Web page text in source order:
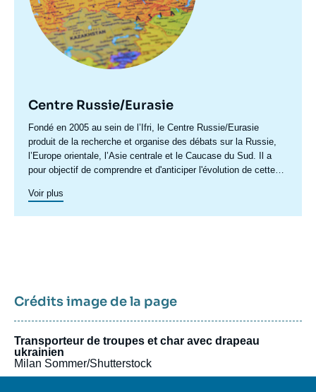
Centre Russie/Eurasie
Accroche
centre
Fondé en 2005 au sein de l’Ifri, le Centre Russie/Eurasie
produit de la recherche et organise des débats sur la Russie,
l’Europe orientale, l’Asie centrale et le Caucase du Sud. Il a
pour objectif de comprendre et d'anticiper l'évolution de cette
débat public en France et en Europe, et pour aider à la décision
Voir plus
Crédits image de la page
Transporteur de troupes et char avec drapeau
ukrainien
Milan Sommer/Shutterstock